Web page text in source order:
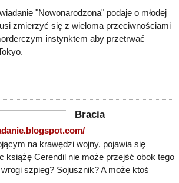
"Nowonarodzona" podaje o młodej
zmierzyć się z wieloma przeciwnościami
instynktem aby przetrwać
Bracia
na krawędzi wojny, pojawia się
książę Cerendil nie może przejść obok tego
szpieg? Sojusznik? A może ktoś